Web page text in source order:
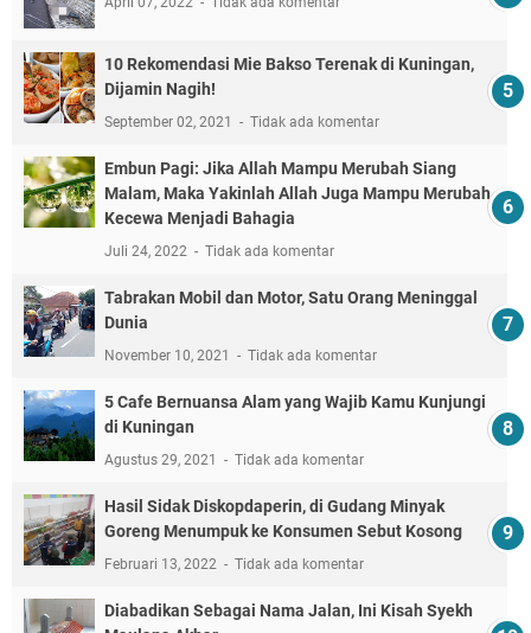
10 Rekomendasi Mie Bakso Terenak di Kuningan,
Dijamin Nagih!
September 02, 2021 Tidak ada komentar
Embun Pagi: Jika Allah Mampu Merubah Siang
Malam, Maka Yakinlah Allah Juga Mampu Merubah
Kecewa Menjadi Bahagia
Juli 24, 2022 Tidak ada komentar
Tabrakan Mobil dan Motor, Satu Orang Meninggal
Dunia
November 10, 2021 Tidak ada komentar
5 Cafe Bernuansa Alam yang Wajib Kamu Kunjungi
di Kuningan
Agustus 29, 2021 Tidak ada komentar
Hasil Sidak Diskopdaperin, di Gudang Minyak
Goreng Menumpuk ke Konsumen Sebut Kosong
Februari 13, 2022 Tidak ada komentar
Diabadikan Sebagai Nama Jalan, Ini Kisah Syekh